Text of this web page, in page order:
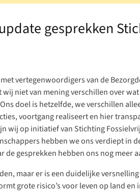
gesprekken
vertegenwoordigers van de
niet van mening verschillen over
doel is hetzelfde, we verschillen
voortgang realiseert en hier
wij op initiatief van Stichting
hebben we ons verdiept in
de gesprekken hebben ons nog
maar er is een duidelijke
grote risico’s voor leven op land en